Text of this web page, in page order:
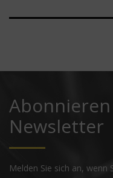
Newsletter
Melden Sie sich an,